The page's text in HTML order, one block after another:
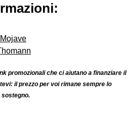
promozionali che ci aiutano a finanziare il
il prezzo per voi rimane sempre lo